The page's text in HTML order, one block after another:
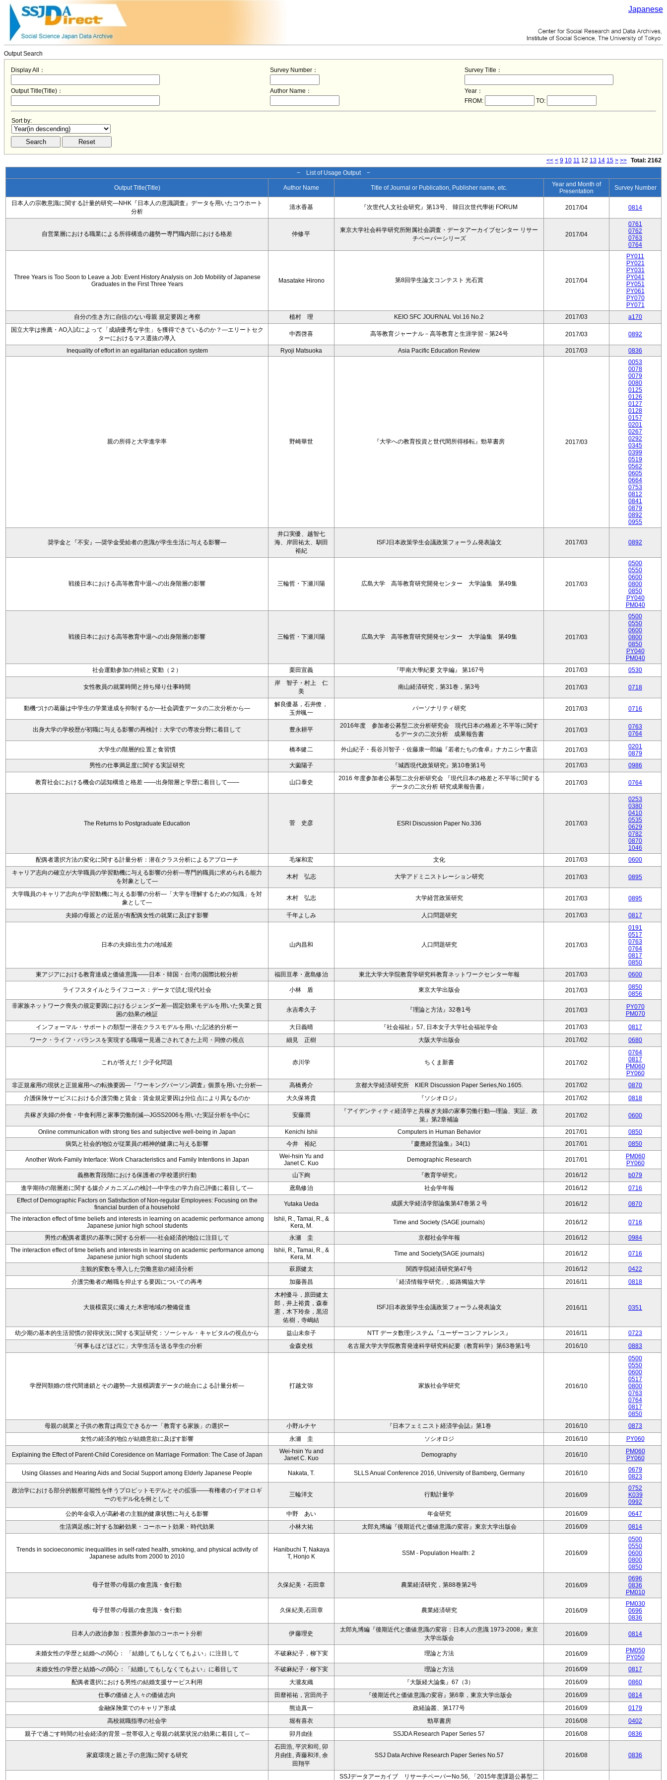
Japanese
Output Search
Display All： Survey Number： Survey Title：
Output Title(Title)： Author Name：
Year：
FROM:
TO:
Sort by:
<< < 9 10 11 12 13 14 15 > >> Total: 2162
− List of Usage Output −
Output Title(Title) Author Name Title of Journal or Publication, Publisher name, etc.
Year and Month of
Presentation
Survey Number
日本人の宗教意識に関する計量的研究―NHK『日本人の意識調査』データを用いたコウホート
分析
清水香基 『次世代人文社会研究』第13号、 韓日次世代學術 FORUM 2017/04 0814
自営業層における職業による所得構造の趨勢ー専門職内部における格差 仲修平
東京大学社会科学研究所附属社会調査・データアーカイブセンター リサー
チペーパーシリーズ
2017/04
0761
0762
0763
0764
Three Years is Too Soon to Leave a Job: Event History Analysis on Job Mobility of Japanese
Graduates in the First Three Years
Masatake Hirono 第8回学生論文コンテスト 光石賞 2017/04
PY011
PY021
PY031
PY041
PY051
PY061
PY070
PY071
自分の生き方に自信のない母親 規定要因と考察
植村 理 KEIO SFC JOURNAL Vol.16 No.2 2017/03
a170
国立大学は推薦・AO入試によって「成績優秀な学生」を獲得できているのか？―エリートセク
ターにおけるマス選抜の導入
中西啓喜 高等教育ジャーナル－高等教育と生涯学習－第24号 2017/03 0892
Inequality of effort in an egalitarian education system Ryoji Matsuoka Asia Pacific Education Review 2017/03 0836
親の所得と大学進学率 野崎華世 『大学への教育投資と世代間所得移転』勁草書房 2017/03
0053
0078
0079
0080
0125
0126
0127
0128
0157
0201
0267
0292
0345
0399
0519
0562
0605
0664
0753
0812
0841
0879
0892
0955
奨学金と『不安』―奨学金受給者の意識が学生生活に与える影響―
井口実優、越智七
海、岸田祐太、馴田
裕紀
ISFJ日本政策学生会議政策フォーラム発表論文 2017/03 0892
戦後日本における高等教育中退への出身階層の影響 三輪哲・下瀬川陽 広島大学 高等教育研究開発センター 大学論集 第49集 2017/03
0500
0550
0600
0800
0850
PY040
PM040
戦後日本における高等教育中退への出身階層の影響 三輪哲・下瀬川陽 広島大学 高等教育研究開発センター 大学論集 第49集 2017/03
0500
0550
0600
0800
0850
PY040
PM040
社会運動参加の持続と変動（２）
栗田宣義 『甲南大學紀要 文学編』 第167号 2017/03 0530
女性教員の就業時間と持ち帰り仕事時間
岸 智子・村上 仁
美
南山経済研究，第31巻，第3号 2017/03 0718
動機づけの葛藤は中学生の学業達成を抑制するか―社会調査データの二次分析から―
解良優基，石井僚，
玉井颯一
パーソナリティ研究 2017/03 0716
出身大学の学校歴が初職に与える影響の再検討：大学での専攻分野に着目して 豊永耕平
2016年度 参加者公募型二次分析研究会 現代日本の格差と不平等に関す
るデータの二次分析 成果報告書
2017/03
0763
0764
大学生の階層的位置と食習慣 橋本健二 外山紀子・長谷川智子・佐藤康一郎編『若者たちの食卓』ナカニシヤ書店 2017/03
0201
0879
男性の仕事満足度に関する実証研究
大薗陽子 『城西現代政策研究』第10巻第1号 2017/03 0986
教育社会における機会の認知構造と格差 ――出身階層と学歴に着目して―― 山口泰史
2016 年度参加者公募型二次分析研究会 『現代日本の格差と不平等に関する
データの二次分析 研究成果報告書』
2017/03 0764
The Returns to Postgraduate Education 菅 史彦 ESRI Discussion Paper No.336 2017/03
0253
0380
0410
0535
0629
0782
0870
1046
配偶者選択方法の変化に関する計量分析：潜在クラス分析によるアプローチ
毛塚和宏 文化 2017/03
0600
キャリア志向の確立が大学職員の学習動機に与える影響の分析―専門的職員に求められる能力
を対象として―
木村 弘志 大学アドミニストレーション研究 2017/03 0895
大学職員のキャリア志向が学習動機に与える影響の分析―「大学を理解するための知識」を対
象として―
木村 弘志 大学経営政策研究 2017/03 0895
夫婦の母親との近居が有配偶女性の就業に及ぼす影響 千年よしみ 人口問題研究 2017/03 0817
日本の夫婦出生力の地域差 山内昌和 人口問題研究 2017/03
0191
0517
0763
0764
0817
0850
東アジアにおける教育達成と価値意識――日本・韓国・台湾の国際比較分析
福田亘孝・鳶島修治 東北大学大学院教育学研究科教育ネットワークセンター年報 2017/03 0600
ライフスタイルとライフコース：データで読む現代社会 小林 盾 東京大学出版会 2017/03
0850
0856
非家族ネットワーク喪失の規定要因におけるジェンダー差―固定効果モデルを用いた失業と貧
困の効果の検証
永吉希久子 『理論と方法』32巻1号 2017/03
PY070
PM070
インフォーマル・サポートの類型ー潜在クラスモデルを用いた記述的分析ー
大日義晴 『社会福祉』57, 日本女子大学社会福祉学会 2017/03
0817
ワーク・ライフ・バランスを実現する職場ー見過ごされてきた上司・同僚の視点
細見 正樹 大阪大学出版会 2017/02 0680
これが答えだ！少子化問題 赤川学 ちくま新書 2017/02
0764
0817
PM060
PY060
非正規雇用の現状と正規雇用への転換要因―『ワーキングパーソン調査』個票を用いた分析―
高橋勇介 京都大学経済研究所 KIER Discussion Paper Series,No.1605. 2017/02
0870
介護保険サービスにおける介護労働と賃金：賃金規定要因は分位点により異なるのか
大久保将貴 『ソシオロジ』 2017/02 0818
共稼ぎ夫婦の外食・中食利用と家事労働削減―JGSS2006を用いた実証分析を中心に 安藤潤
『アイデンティティ経済学と共稼ぎ夫婦の家事労働行動―理論、実証、政
策』第2章補論
2017/02 0600
Online communication with strong ties and subjective well-being in Japan Kenichi Ishii Computers in Human Behavior 2017/01
0850
病気と社会的地位が従業員の精神的健康に与える影響
今井 裕紀 『慶應経営論集』34(1) 2017/01 0850
Another Work-Family Interface: Work Characteristics and Family Intentions in Japan
Wei-hsin Yu and
Janet C. Kuo
Demographic Research 2017/01
PM060
PY060
義務教育段階における保護者の学校選択行動
山下絢 『教育学研究』 2016/12
b079
進学期待の階層差に関する媒介メカニズムの検討―中学生の学力自己評価に着目して―
鳶島修治 社会学年報 2016/12
0716
Effect of Demographic Factors on Satisfaction of Non-regular Employees: Focusing on the
financial burden of a household
Yutaka Ueda 成蹊大学経済学部論集第47巻第２号 2016/12 0870
The interaction effect of time beliefs and interests in learning on academic performance among
Japanese junior high school students
Ishii, R., Tamai, R., &
Kera, M.
Time and Society (SAGE journals) 2016/12 0716
男性の配偶者選択の基準に関する分析――社会経済的地位に注目して 永瀬 圭 京都社会学年報 2016/12
0984
The interaction effect of time beliefs and interests in learning on academic performance among
Japanese junior high school students
Ishii, R., Tamai, R., &
Kera, M.
Time and Society(SAGE journals) 2016/12 0716
主観的変数を導入した労働意欲の経済分析 萩原健太 関西学院経済研究第47号 2016/12
0422
介護労働者の離職を抑止する要因についての再考
加藤善昌 「経済情報学研究」, 姫路獨協大学 2016/11 0818
大規模震災に備えた木密地域の整備促進
木村優斗，原田健太
郎，井上裕貴，森泰
憲，木下玲奈，黒沼
佑樹，寺嶋結
ISFJ日本政策学生会議政策フォーラム発表論文 2016/11 0351
幼少期の基本的生活習慣の習得状況に関する実証研究：ソーシャル・キャピタルの視点から 益山未奈子 NTT データ数理システム『ユーザーコンファレンス』 2016/11
0723
「何事もほどほどに」大学生活を送る学生の分析
金森史枝 名古屋大学大学院教育発達科学研究科紀要（教育科学）第63巻第1号 2016/10 0883
学歴同類婚の世代間連鎖とその趨勢―大規模調査データの統合による計量分析― 打越文弥 家族社会学研究 2016/10
0500
0550
0600
0517
0800
0763
0764
0817
0850
母親の就業と子供の教育は両立できるかー「教育する家族」の選択ー
小野ルチヤ 『日本フェミニスト経済学会誌』第1巻 2016/10
0873
女性の経済的地位が結婚意欲に及ぼす影響
永瀬 圭 ソシオロジ 2016/10 PY060
Explaining the Effect of Parent-Child Coresidence on Marriage Formation: The Case of Japan
Wei-hsin Yu and
Janet C. Kuo
Demography 2016/10
PM060
PY060
Using Glasses and Hearing Aids and Social Support among Elderly Japanese People Nakata, T. SLLS Anual Conference 2016, University of Bamberg, Germany 2016/10
0679
0823
政治学における部分的観察可能性を伴うプロビットモデルとその拡張――有権者のイデオロギ
ーのモデル化を例として
三輪洋文 行動計量学 2016/09
0752
K039
0992
公的年金収入が高齢者の主観的健康状態に与える影響
中野 あい 年金研究 2016/09
0647
生活満足感に対する加齢効果・コーホート効果・時代効果
小林大祐 太郎丸博編『後期近代と価値意識の変容』東京大学出版会 2016/09 0814
Trends in socioeconomic inequalities in self-rated health, smoking, and physical activity of
Japanese adults from 2000 to 2010
Hanibuchi T, Nakaya
T, Honjo K
SSM - Population Health: 2 2016/09
0500
0550
0600
0800
0850
母子世帯の母親の食意識・食行動 久保紀美・石田章 農業経済研究，第88巻第2号 2016/09
0696
0836
PM010
母子世帯の母親の食意識・食行動 久保紀美,石田章 農業経済研究 2016/09
PM030
0696
0836
日本人の政治参加：投票外参加のコーホート分析 伊藤理史
太郎丸博編『後期近代と価値意識の変容：日本人の意識 1973-2008』東京
大学出版会
2016/09 0814
未婚女性の学歴と結婚への関心： 「結婚してもしなくてもよい」に注目して 不破麻紀子，柳下実 理論と方法 2016/09
PM050
PY050
未婚女性の学歴と結婚への関心：「結婚してもしなくてもよい」に着目して
不破麻紀子・柳下実 理論と方法 2016/09
0817
配偶者選択における男性の結婚支援サービス利用
大瀧友織 『大阪経大論集』67（3） 2016/09
0860
仕事の価値と人々の価値志向
田靡裕祐，宮田尚子 『後期近代と価値意識の変容』第6章，東京大学出版会 2016/09
0814
金融保険業でのキャリア形成
熊迫真一 政経論叢、第177号 2016/09
0179
高校就職指導の社会学
堀有喜衣 勁草書房 2016/08
0402
親子で過ごす時間の社会経済的背景 ─世帯収入と母親の就業状況の効果に着目して─
卯月由佳 SSJDA Research Paper Series 57 2016/08 0836
家庭環境と親と子の意識に関する研究
石田浩, 平沢和司, 卯
月由佳, 斉藤和洋, 余
田翔平
SSJ Data Archive Research Paper Series No.57 2016/08 0836
SSJデータアーカイブ リサーチペーパーNo.56, 「2015年度課題公募型二